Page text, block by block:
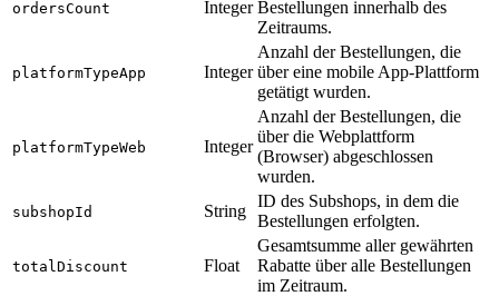
ordersCount Integer Bestellungen innerhalb des
Zeitraums.
platformTypeApp Integer
Anzahl der Bestellungen, die
über eine mobile App-Plattform
getätigt wurden.
platformTypeWeb Integer
Anzahl der Bestellungen, die
über die Webplattform
(Browser) abgeschlossen
wurden.
subshopId String
ID des Subshops, in dem die
Bestellungen erfolgten.
totalDiscount Float
Gesamtsumme aller gewährten
Rabatte über alle Bestellungen
im Zeitraum.